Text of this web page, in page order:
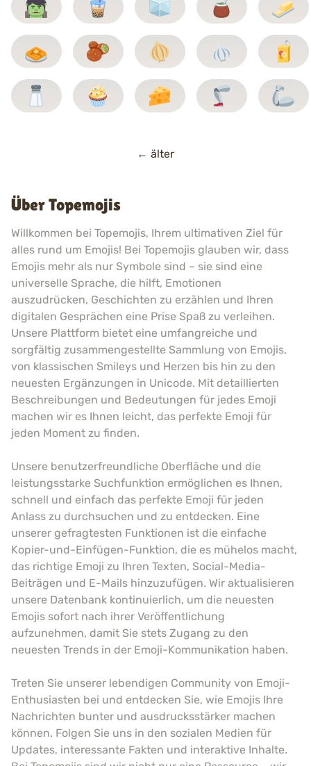
Beitragsnavigation
← älter
Über Topemojis
Willkommen bei Topemojis, Ihrem ultimativen Ziel für
alles rund um Emojis! Bei Topemojis glauben wir, dass
Emojis mehr als nur Symbole sind – sie sind eine
universelle Sprache, die hilft, Emotionen
auszudrücken, Geschichten zu erzählen und Ihren
digitalen Gesprächen eine Prise Spaß zu verleihen.
Unsere Plattform bietet eine umfangreiche und
sorgfältig zusammengestellte Sammlung von Emojis,
von klassischen Smileys und Herzen bis hin zu den
neuesten Ergänzungen in Unicode. Mit detaillierten
Beschreibungen und Bedeutungen für jedes Emoji
machen wir es Ihnen leicht, das perfekte Emoji für
jeden Moment zu finden.
Unsere benutzerfreundliche Oberfläche und die
leistungsstarke Suchfunktion ermöglichen es Ihnen,
schnell und einfach das perfekte Emoji für jeden
Anlass zu durchsuchen und zu entdecken. Eine
unserer gefragtesten Funktionen ist die einfache
Kopier-und-Einfügen-Funktion, die es mühelos macht,
das richtige Emoji zu Ihren Texten, Social-Media-
Beiträgen und E-Mails hinzuzufügen. Wir aktualisieren
unsere Datenbank kontinuierlich, um die neuesten
Emojis sofort nach ihrer Veröffentlichung
aufzunehmen, damit Sie stets Zugang zu den
neuesten Trends in der Emoji-Kommunikation haben.
Treten Sie unserer lebendigen Community von Emoji-
Enthusiasten bei und entdecken Sie, wie Emojis Ihre
Nachrichten bunter und ausdrucksstärker machen
können. Folgen Sie uns in den sozialen Medien für
Updates, interessante Fakten und interaktive Inhalte.